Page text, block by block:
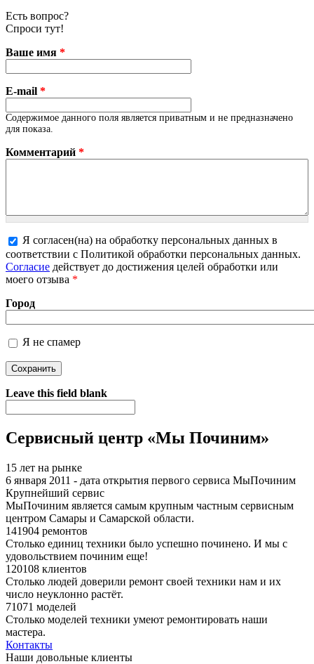
Есть вопрос?
Спроси тут!
Ваше имя *
E-mail *
Содержимое данного поля является приватным и не предназначено
для показа.
Комментарий *
Более подробная информация о текстовых форматах
Я согласен(на) на обработку персональных данных в
соответствии с Политикой обработки персональных данных.
Согласие действует до достижения целей обработки или
моего отзыва *
Город
Я не спамер
Я спамер
Leave this field blank
Сервисный центр «Мы Починим»
15 лет на рынке
6 января 2011 - дата открытия первого сервиса МыПочиним
Крупнейший сервис
МыПочиним является самым крупным частным сервисным
центром Самары и Самарской области.
141904 ремонтов
Столько единиц техники было успешно починено. И мы с
удовольствием починим еще!
120108 клиентов
Столько людей доверили ремонт своей техники нам и их
число неуклонно растёт.
71071 моделей
Столько моделей техники умеют ремонтировать наши
мастера.
Контакты
Наши довольные клиенты